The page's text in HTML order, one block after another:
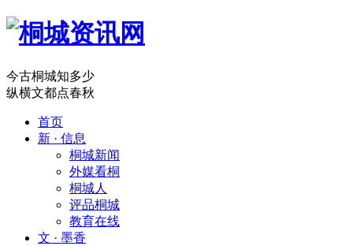
今古桐城知多少
纵横文都点春秋
首页
新 · 信息
桐城新闻
外媒看桐
桐城人
评品桐城
教育在线
文 · 墨香